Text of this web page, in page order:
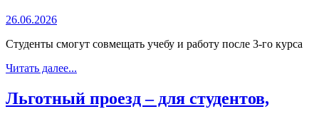
26.06.2026
Студенты смогут совмещать учебу и работу после 3-го курса
Читать далее...
Льготный проезд – для студентов,